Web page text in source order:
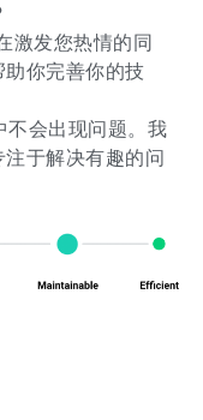
激发您热情的同
你完善你的技
不会出现问题。我
于解决有趣的问